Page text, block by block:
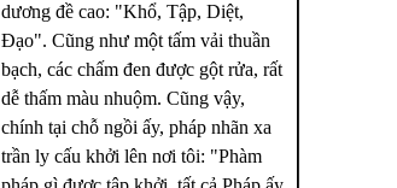
dương đề cao: "Khổ, Tập, Diệt,
Ðạo". Cũng như một tấm vải thuần
bạch, các chấm đen được gột rửa, rất
dễ thấm màu nhuộm. Cũng vậy,
chính tại chỗ ngồi ấy, pháp nhãn xa
trần ly cấu khởi lên nơi tôi: "Phàm